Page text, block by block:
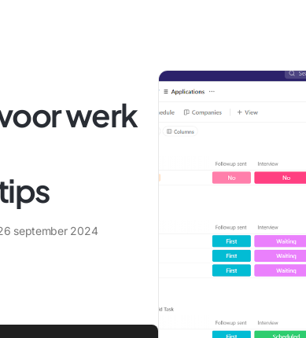
werk
september 2024